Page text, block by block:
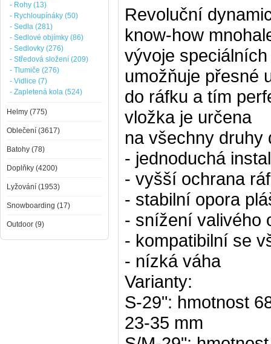
Revoluční
know-how
vývoje
umožňuje přesné
do ráfku a tím
vložka je určena
na všechny druhy
- jednoduchá
- vyšší ochrana
- stabilní opora
- snížení valivého
- kompatibilní se
- nízká váha
Varianty:
S-29": hmotnost
23-35 mm
- Rohy (13)
- Rychloupínáky (50)
- Sedla (281)
- Sedlové objímky (86)
- Sedlovky (276)
- Středová složení (209)
- Tlumiče (276)
- Vidlice (7)
- Zapletená kola (524)
Helmy (775)
Oblečení (3617)
Batohy (78)
Doplňky (4200)
Lyžování (1953)
Snowboarding (17)
Outdoor (9)